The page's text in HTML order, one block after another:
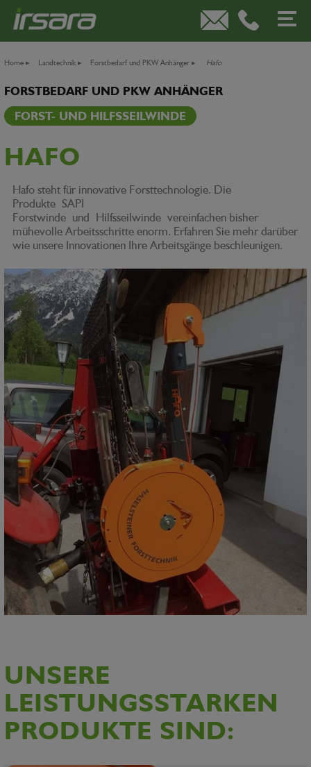
Home ▸ Landtechnik ▸ Forstbedarf und PKW Anhänger ▸ Hafo
FORSTBEDARF UND PKW ANHÄNGER
FORST- UND HILFSSEILWINDE
HAFO
Hafo steht für innovative Forsttechnologie. Die
Produkte SAPI
Forstwinde und Hilfsseilwinde vereinfachen bisher
mühevolle Arbeitsschritte enorm. Erfahren Sie mehr darüber
wie unsere Innovationen Ihre Arbeitsgänge beschleunigen.
UNSERE
LEISTUNGSSTARKEN
PRODUKTE SIND: